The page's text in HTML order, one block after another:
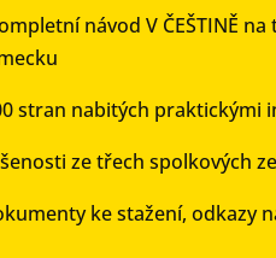
návod V ČEŠTINĚ
stran nabitých praktickými
ze třech spolkových
ke stažení, odkazy